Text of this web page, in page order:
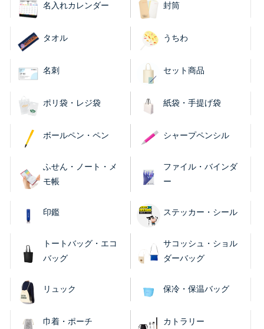
名入れカレンダー 封筒
タオル うちわ
名刺 セット商品
ポリ袋・レジ袋 紙袋・手提げ袋
ボールペン・ペン シャープペンシル
ふせん・ノート・メ
モ帳
ファイル・バインダ
ー
印鑑 ステッカー・シール
トートバッグ・エコ
バッグ
サコッシュ・ショル
ダーバッグ
リュック 保冷・保温バッグ
巾着・ポーチ カトラリー